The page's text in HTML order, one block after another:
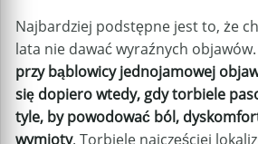
Najbardziej podstępne jest to, że
lata nie dawać wyraźnych objawów.
przy bąblowicy jednojamowej
się dopiero wtedy, gdy torbiele
tyle, by powodować ból,
wymioty. Torbiele najczęściej